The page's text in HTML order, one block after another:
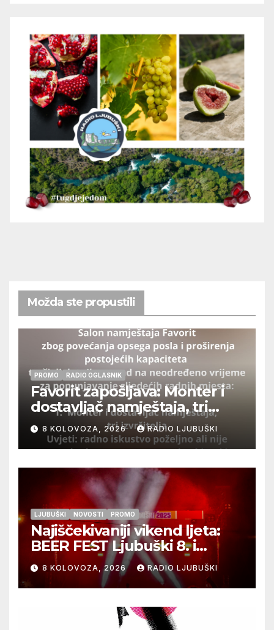
Možda ste propustili
PROMO RADIO OGLASNIK
Favorit zapošljava: Monter i
dostavljač namještaja, tri
izvršitelja
8 KOLOVOZA, 2026 RADIO LJUBUŠKI
LJUBUŠKI NOVOSTI PROMO
Najiščekivaniji vikend ljeta:
BEER FEST Ljubuški 8. i
9.kolovoza
8 KOLOVOZA, 2026 RADIO LJUBUŠKI